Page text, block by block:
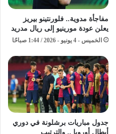
مفاجأة مدوية.. فلورنتينو بيريز
يعلن عودة مورينيو إلى ريال مدريد
الخميس - 4 يونيو - 2026 / 1:44 صباحًا
جدول مباريات برشلونة في دوري
أبطال أوروبا .. والترتيب